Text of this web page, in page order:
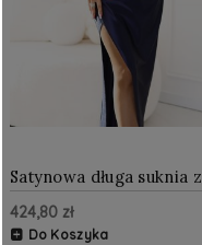
Satynowa długa suknia z
rozcięciem na nogę
Granatowa
424,80 zł
Do Koszyka